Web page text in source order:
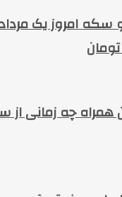
امروز یک
همراه چه زمانی از